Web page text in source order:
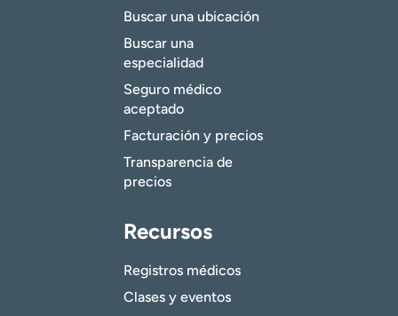
Buscar una ubicación
Buscar una
especialidad
Seguro médico
aceptado
Facturación y precios
Transparencia de
precios
Recursos
Registros médicos
Clases y eventos